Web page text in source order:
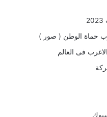
حماة الوطن ( صور )
فى العالم